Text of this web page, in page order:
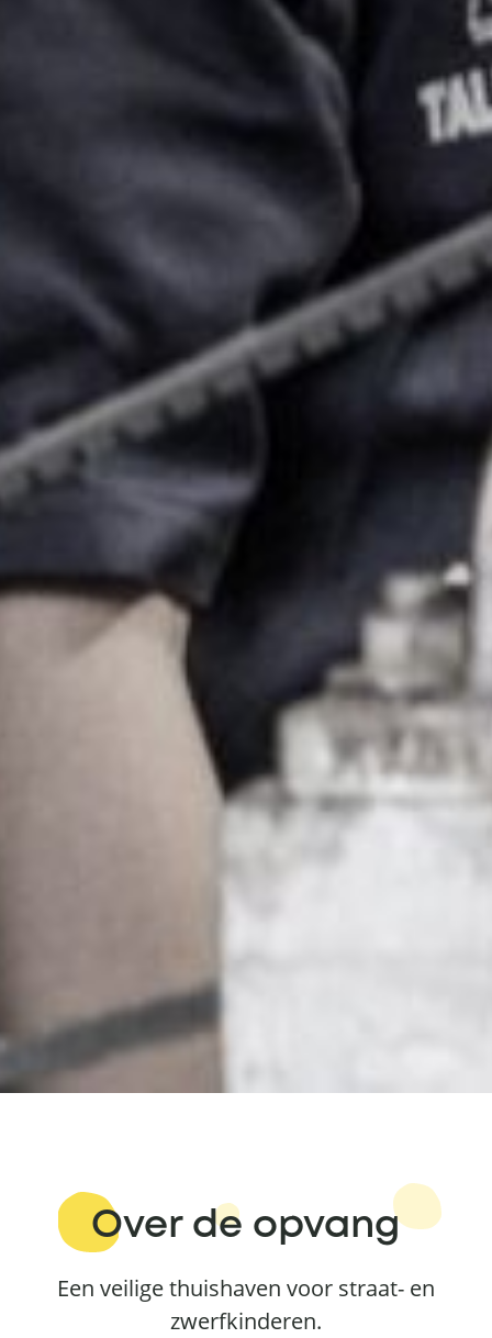
Over de opvang
Een veilige thuishaven voor straat- en
zwerfkinderen.